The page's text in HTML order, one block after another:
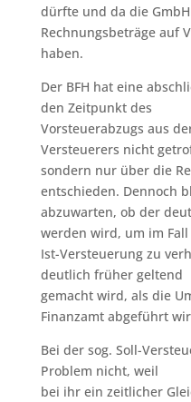
dürfte und da die
Rechnungsbeträge auf
haben.
Der BFH hat eine
den Zeitpunkt des
Vorsteuerabzugs aus
Versteuerers nicht
sondern nur über die
entschieden. Dennoch
abzuwarten, ob der
werden wird, um im
Ist-Versteuerung zu
deutlich früher geltend
gemacht wird, als die
Finanzamt abgeführt
Bei der sog. Soll-
Problem nicht, weil
bei ihr ein zeitlicher